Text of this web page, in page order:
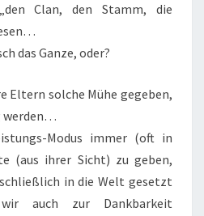
Clan, den Stamm, die
das Ganze, oder?
Eltern solche Mühe gegeben,
werden…
Modus immer (oft in
(aus ihrer Sicht) zu geben,
in die Welt gesetzt
auch zur Dankbarkeit